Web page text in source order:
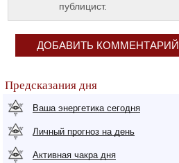
публицист.
ДОБАВИТЬ КОММЕНТАРИЙ
Предсказания дня
Ваша энергетика сегодня
Личный прогноз на день
Активная чакра дня